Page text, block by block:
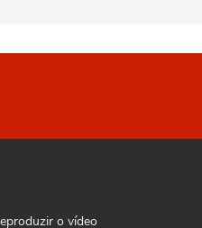
o vídeo